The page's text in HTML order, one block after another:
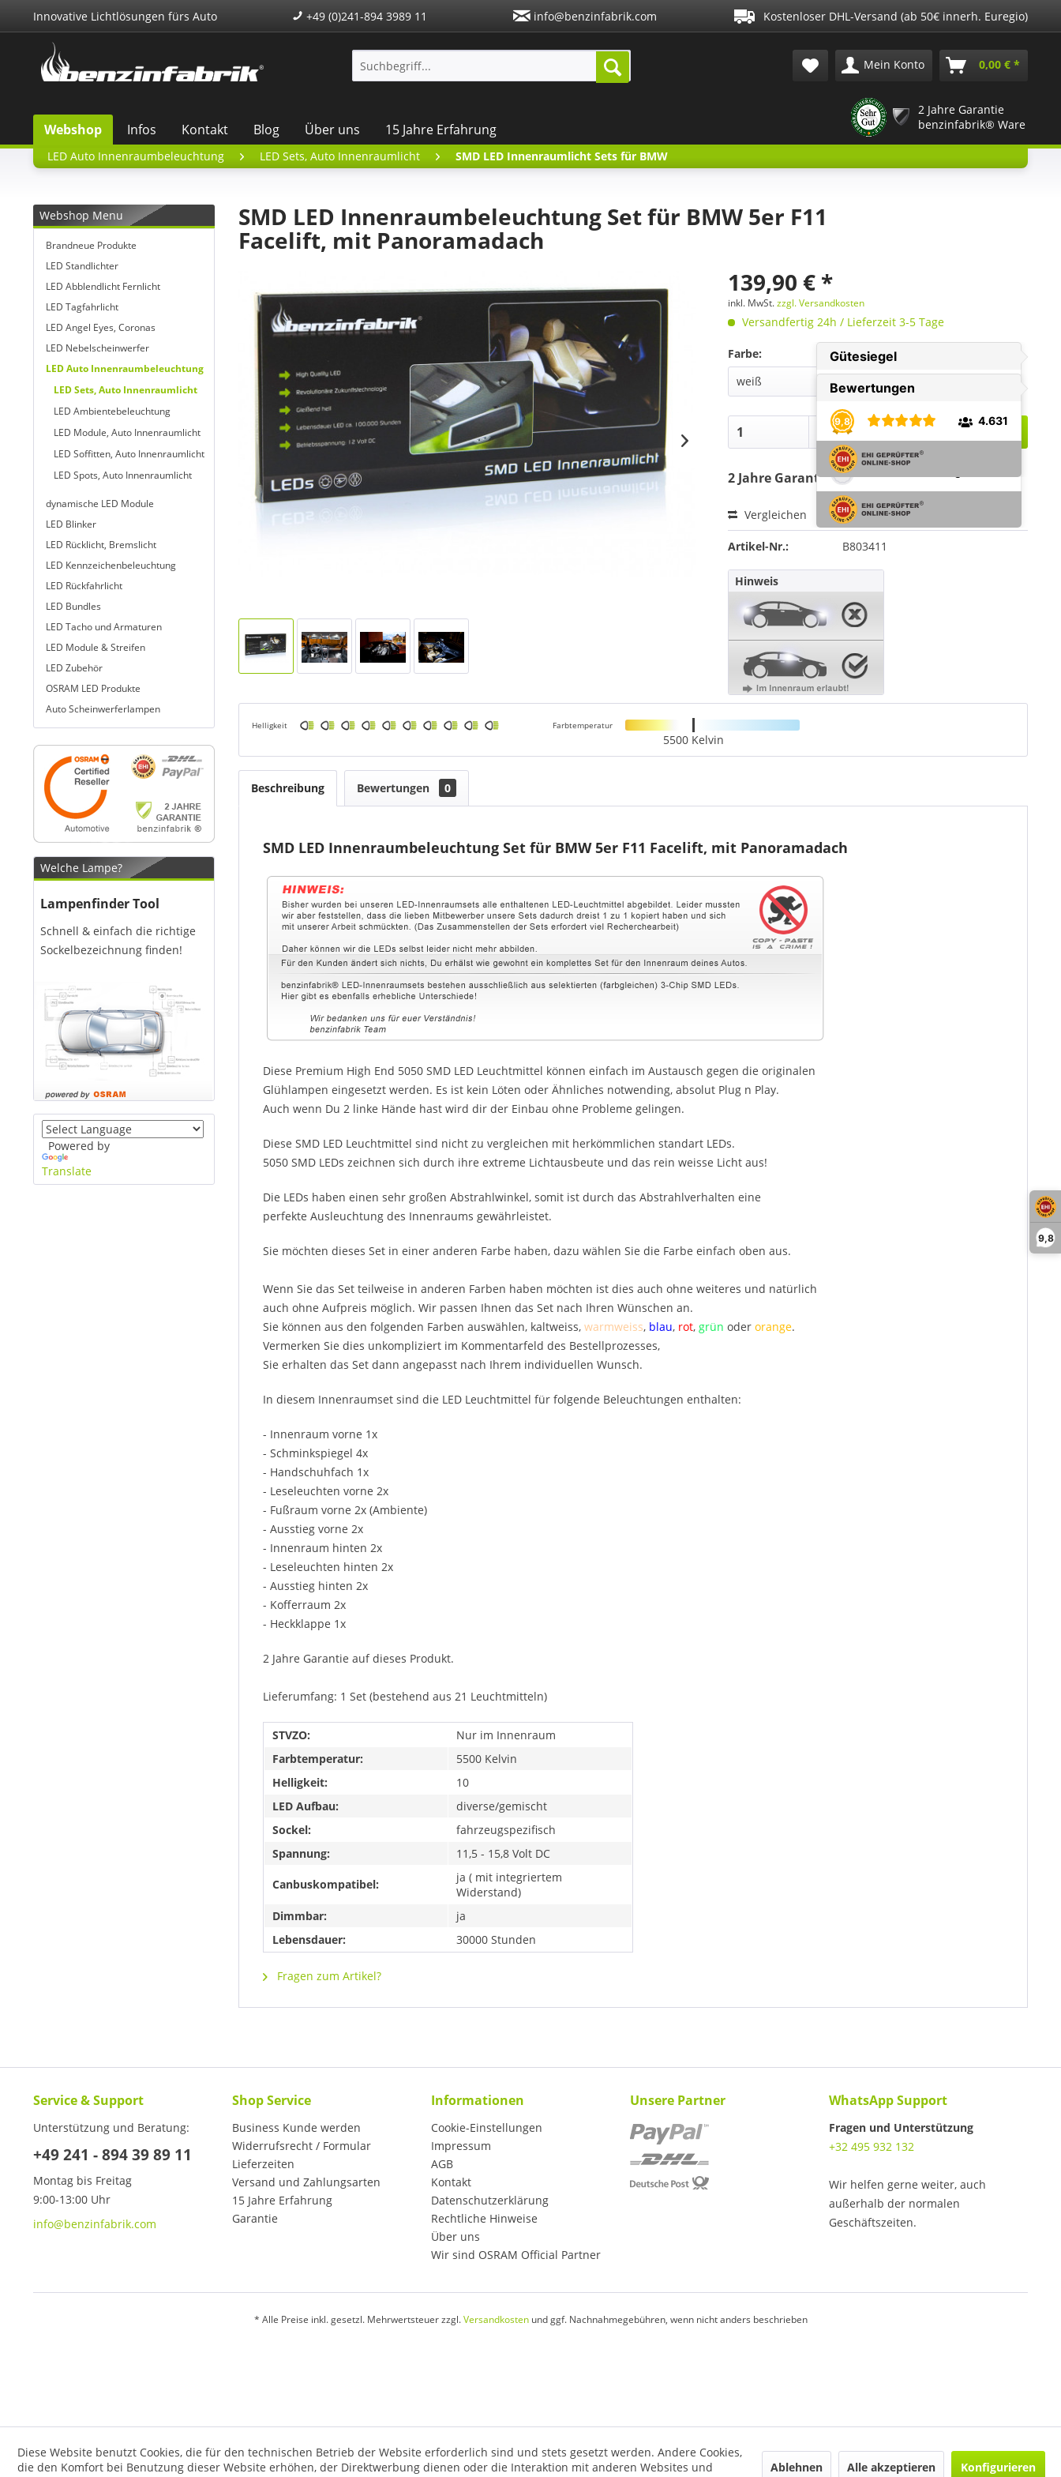
9,8
Innovative Lichtlösungen fürs Auto +49 (0)241-894 3989 11 info@benzinfabrik.com Kostenloser DHL-Versand (ab 50€ innerh. Euregio)
Mein Konto 0,00 € *
Webshop Infos Kontakt Blog Über uns 15 Jahre Erfahrung
2 Jahre Garantie
benzinfabrik® Ware
LED Auto Innenraumbeleuchtung LED Sets, Auto Innenraumlicht SMD LED Innenraumlicht Sets für BMW
Webshop Menu
Brandneue Produkte
LED Standlichter
LED Abblendlicht Fernlicht
LED Tagfahrlicht
LED Angel Eyes, Coronas
LED Nebelscheinwerfer
LED Auto Innenraumbeleuchtung
LED Sets, Auto Innenraumlicht
LED Ambientebeleuchtung
LED Module, Auto Innenraumlicht
LED Soffitten, Auto Innenraumlicht
LED Spots, Auto Innenraumlicht
dynamische LED Module
LED Blinker
LED Rücklicht, Bremslicht
LED Kennzeichenbeleuchtung
LED Rückfahrlicht
LED Bundles
LED Tacho und Armaturen
LED Module & Streifen
LED Zubehör
OSRAM LED Produkte
Auto Scheinwerferlampen
Welche Lampe?
Lampenfinder Tool
Schnell & einfach die richtige
Sockelbezeichnung finden!
Powered by
Translate
SMD LED Innenraumbeleuchtung Set für BMW 5er F11
Facelift, mit Panoramadach
139,90 € *
inkl. MwSt.zzgl. Versandkosten
Versandfertig 24h / Lieferzeit 3-5 Tage
Farbe:
In den Warenkorb
2 Jahre Garantie
Vergleichen Merken
Artikel-Nr.: B803411
Hinweis
Helligkeit Farbtemperatur
5500 Kelvin
Beschreibung Bewertungen 0
SMD LED Innenraumbeleuchtung Set für BMW 5er F11 Facelift, mit Panoramadach
Diese Premium High End 5050 SMD LED Leuchtmittel können einfach im Austausch gegen die originalen
Glühlampen eingesetzt werden. Es ist kein Löten oder Ähnliches notwending, absolut Plug n Play.
Auch wenn Du 2 linke Hände hast wird dir der Einbau ohne Probleme gelingen.
Diese SMD LED Leuchtmittel sind nicht zu vergleichen mit herkömmlichen standart LEDs.
5050 SMD LEDs zeichnen sich durch ihre extreme Lichtausbeute und das rein weisse Licht aus!
Die LEDs haben einen sehr großen Abstrahlwinkel, somit ist durch das Abstrahlverhalten eine
perfekte Ausleuchtung des Innenraums gewährleistet.
Sie möchten dieses Set in einer anderen Farbe haben, dazu wählen Sie die Farbe einfach oben aus.
Wenn Sie das Set teilweise in anderen Farben haben möchten ist dies auch ohne weiteres und natürlich
auch ohne Aufpreis möglich. Wir passen Ihnen das Set nach Ihren Wünschen an.
Sie können aus den folgenden Farben auswählen, kaltweiss, warmweiss, blau, rot, grün oder orange.
Vermerken Sie dies unkompliziert im Kommentarfeld des Bestellprozesses,
Sie erhalten das Set dann angepasst nach Ihrem individuellen Wunsch.
In diesem Innenraumset sind die LED Leuchtmittel für folgende Beleuchtungen enthalten:
- Innenraum vorne 1x
- Schminkspiegel 4x
- Handschuhfach 1x
- Leseleuchten vorne 2x
- Fußraum vorne 2x (Ambiente)
- Ausstieg vorne 2x
- Innenraum hinten 2x
- Leseleuchten hinten 2x
- Ausstieg hinten 2x
- Kofferraum 2x
- Heckklappe 1x
2 Jahre Garantie auf dieses Produkt.
Lieferumfang: 1 Set (bestehend aus 21 Leuchtmitteln)
STVZO:
Nur im Innenraum
Farbtemperatur:
5500 Kelvin
Helligkeit:
10
LED Aufbau:
diverse/gemischt
Sockel:
fahrzeugspezifisch
Spannung:
11,5 - 15,8 Volt DC
Canbuskompatibel:
ja ( mit integriertem
Widerstand)
Dimmbar:
ja
Lebensdauer:
30000 Stunden
Fragen zum Artikel?
Service & Support
Unterstützung und Beratung:
+49 241 - 894 39 89 11
Montag bis Freitag
9:00-13:00 Uhr
info@benzinfabrik.com
Shop Service
Business Kunde werden
Widerrufsrecht / Formular
Lieferzeiten
Versand und Zahlungsarten
15 Jahre Erfahrung
Garantie
Informationen
Cookie-Einstellungen
Impressum
AGB
Kontakt
Datenschutzerklärung
Rechtliche Hinweise
Über uns
Wir sind OSRAM Official Partner
Unsere Partner WhatsApp Support
Fragen und Unterstützung
+32 495 932 132
Wir helfen gerne weiter, auch
außerhalb der normalen
Geschäftszeiten.
* Alle Preise inkl. gesetzl. Mehrwertsteuer zzgl.Versandkostenund ggf. Nachnahmegebühren, wenn nicht anders beschrieben
Diese Website benutzt Cookies, die für den technischen Betrieb der Website erforderlich sind und stets gesetzt werden. Andere Cookies,
die den Komfort bei Benutzung dieser Website erhöhen, der Direktwerbung dienen oder die Interaktion mit anderen Websites und
Ablehnen Alle akzeptieren Konfigurieren